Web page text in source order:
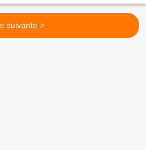
suivante >